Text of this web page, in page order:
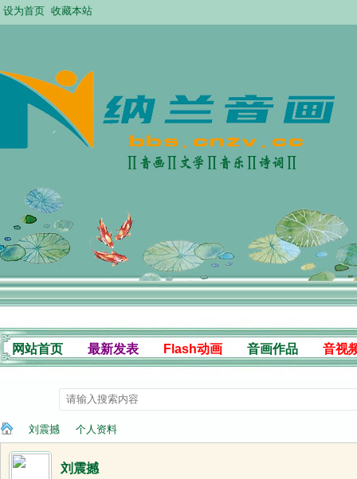
设为首页 收藏本站
网站首页 最新发表 Flash动画 音画作品 音视
刘震撼 个人资料
刘震撼